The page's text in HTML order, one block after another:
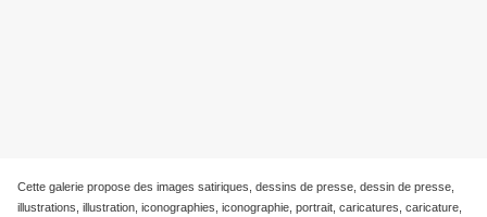
Cette galerie propose des images satiriques, dessins de presse, dessin de presse,
illustrations, illustration, iconographies, iconographie, portrait, caricatures, caricature,